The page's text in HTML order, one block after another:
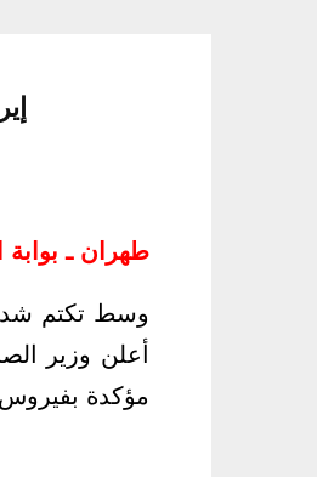
طهران ـ بوابة
وسط تكتم
مؤكدة بفيروس كورونا